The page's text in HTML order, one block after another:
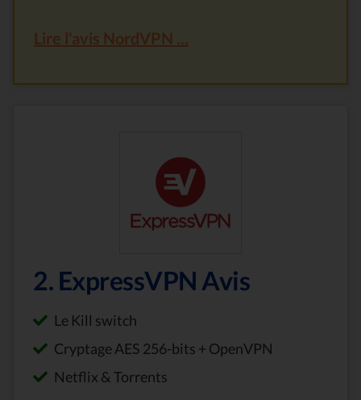
Lire l'avis NordVPN ...
2. ExpressVPN Avis
Le Kill switch
Cryptage AES 256-bits + OpenVPN
Netflix & Torrents